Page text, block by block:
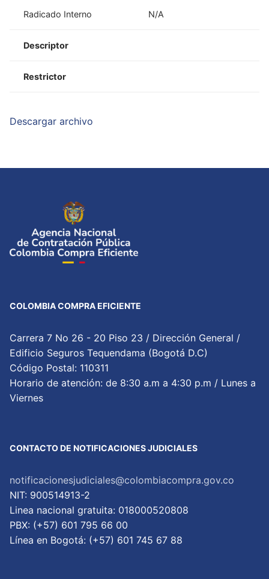
Radicado Interno N/A
Descriptor
Restrictor
Descargar archivo
COLOMBIA COMPRA EFICIENTE
Carrera 7 No 26 - 20 Piso 23 / Dirección General /
Edificio Seguros Tequendama (Bogotá D.C)
Código Postal: 110311
Horario de atención: de 8:30 a.m a 4:30 p.m / Lunes a
Viernes
CONTACTO DE NOTIFICACIONES JUDICIALES
notificacionesjudiciales@colombiacompra.gov.co
NIT: 900514913-2
Linea nacional gratuita: 018000520808
PBX: (+57) 601 795 66 00
Lí­nea en Bogotá: (+57) 601 745 67 88